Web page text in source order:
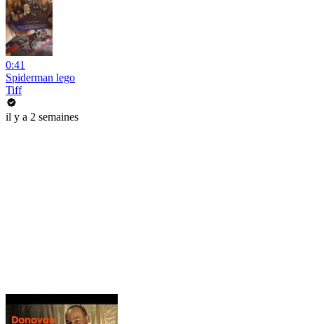
0:41
Spiderman lego
Tiff
il y a 2 semaines